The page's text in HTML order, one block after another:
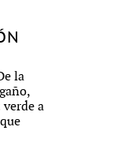
la
a